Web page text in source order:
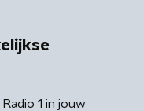
1 in jouw